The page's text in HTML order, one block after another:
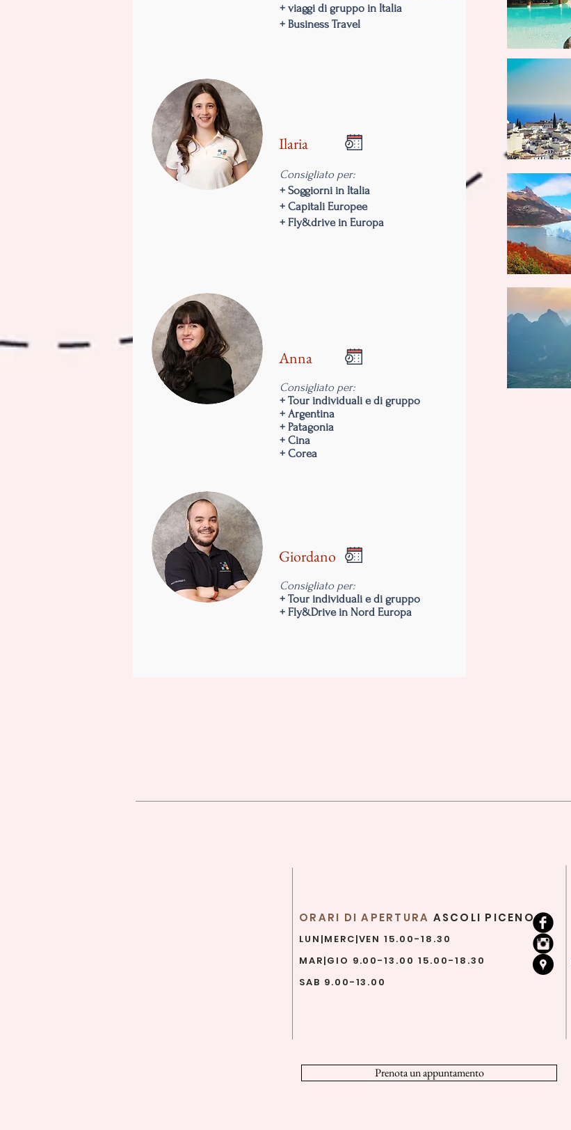
+ viaggi di gruppo in Italia
+ Business Travel
Ilaria
Consigliato per:
+ Soggiorni in Italia
+ Capitali Europee
+ Fly&drive in Europa
Anna
Consigliato per:
+ Tour individuali e di gruppo
+ Argentina
+ Patagonia
+ Cina
+ Corea
Giordano
Consigliato per:
+ Tour individuali e di gruppo
+ Fly&Drive in Nord Europa
ORARI DI APERTURA ASCOLI PICENO
LUN|MERC|VEN 15.00-18.30
MAR|GIO 9.00-13.00 15.00-18.30
SAB 9.00-13.00
Prenota un appuntamento